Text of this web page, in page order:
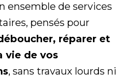
ensemble de services
pensés pour
réparer et
vie de vos
, sans travaux lourds ni